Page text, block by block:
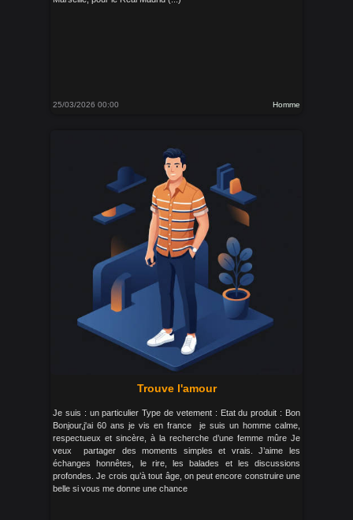
25/03/2026 00:00 Homme
Trouve l'amour
Je suis : un particulier Type de vetement : Etat du produit : Bon
Bonjour,j'ai 60 ans je vis en france je suis un homme calme,
respectueux et sincère, à la recherche d’une femme mûre Je
veux partager des moments simples et vrais. J’aime les
échanges honnêtes, le rire, les balades et les discussions
profondes. Je crois qu’à tout âge, on peut encore construire une
belle si vous me donne une chance